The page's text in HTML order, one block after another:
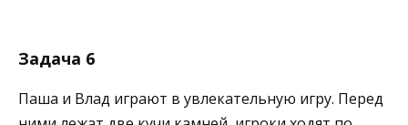
Задача 6
Паша и Влад играют в увлекательную игру. Перед